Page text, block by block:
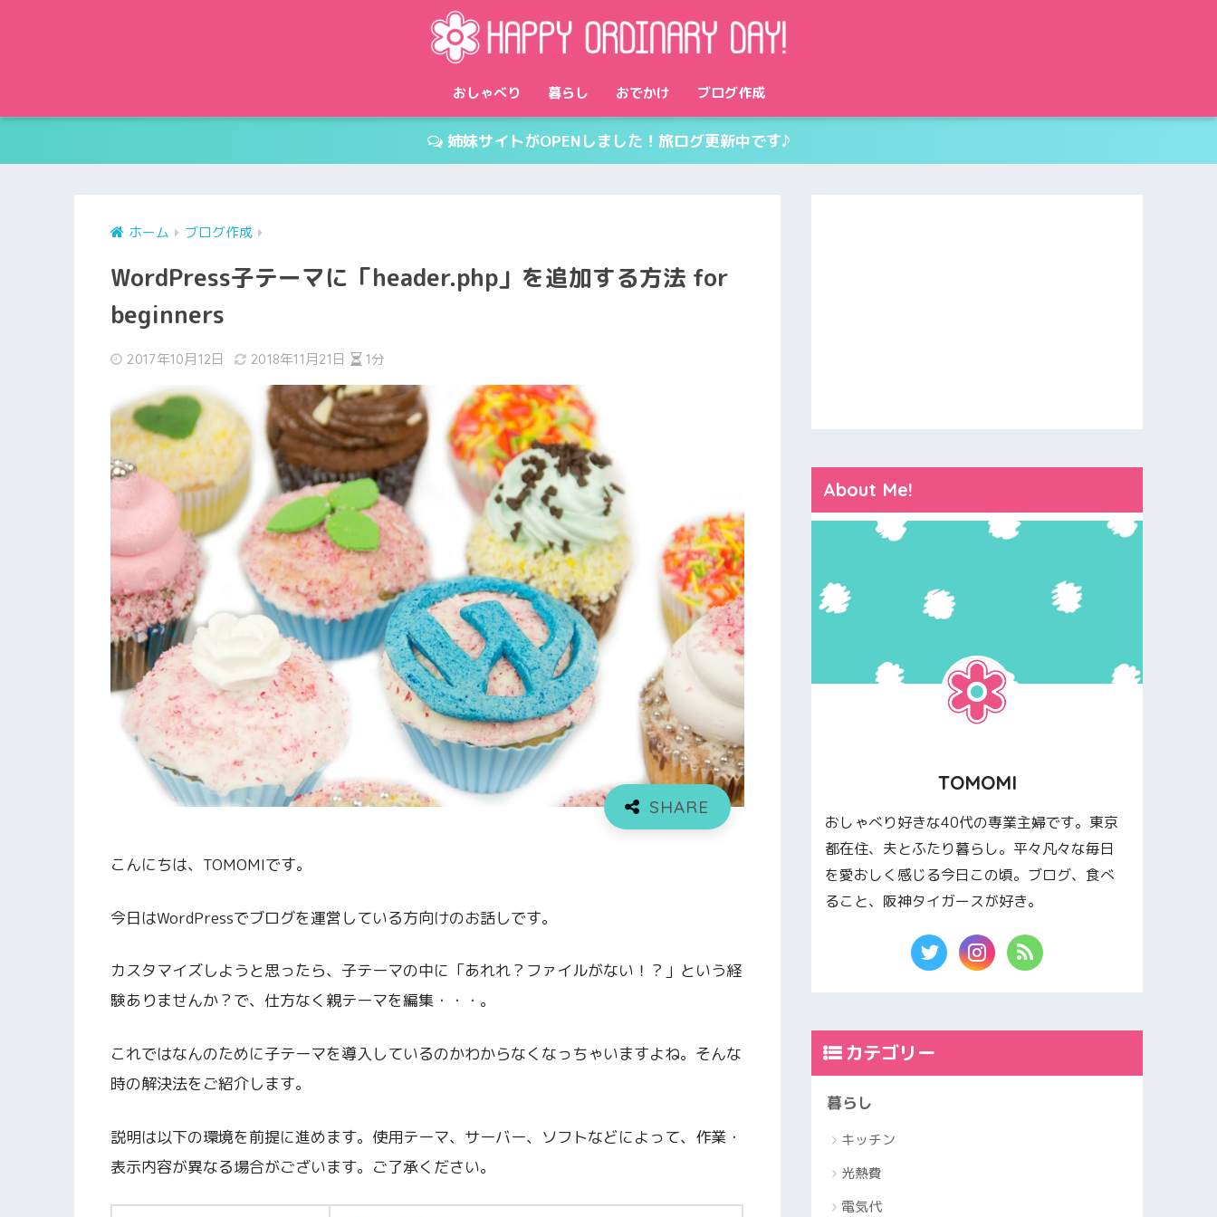
おしゃべり 暮らし おでかけ ブログ作成
姉妹サイトがOPENしました！旅ログ更新中です♪
ホーム ブログ作成
WordPress子テーマに「header.php」を追加する方法 for
beginners
2017年10月12日 2018年11月21日 1分
こんにちは、TOMOMIです。
今日はWordPressでブログを運営している方向けのお話しです。
カスタマイズしようと思ったら、子テーマの中に「あれれ？ファイルがない！？」という経
験ありませんか？で、仕方なく親テーマを編集・・・。
これではなんのために子テーマを導入しているのかわからなくなっちゃいますよね。そんな
時の解決法をご紹介します。
説明は以下の環境を前提に進めます。使用テーマ、サーバー、ソフトなどによって、作業・
表示内容が異なる場合がございます。ご了承ください。
About Me!
TOMOMI
おしゃべり好きな40代の専業主婦です。東京
都在住、夫とふたり暮らし。平々凡々な毎日
を愛おしく感じる今日この頃。ブログ、食べ
ること、阪神タイガースが好き。
カテゴリー
暮らし
キッチン
光熱費
電気代